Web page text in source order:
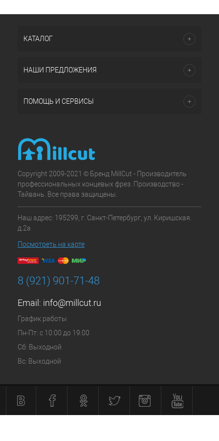
КАТАЛОГ
НАШИ ПРЕДЛОЖЕНИЯ
ПОМОЩЬ И СЕРВИСЫ
Copyright 2009-2021 © Бренд MillCut - Производитель
профессиональных концевых фрез. Производство -
Тайвань. Все права защищены.
Наш адрес: 195299, г. Санкт-Петербург, ул. Киришская.
д.2а
Посмотреть на карте
8 (921) 901-71-48
Email: info@millcut.ru
График работы
Пн-Пт: с 10:00 до 19:00
Сб: Выходной
Вс: Выходной